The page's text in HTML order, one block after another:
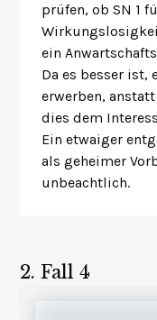
prüfen, ob SN 1
ein
Da es besser ist,
erwerben,
dies dem
Ein etwaiger
als geheimer
unbeachtlich.
2. Fall 4